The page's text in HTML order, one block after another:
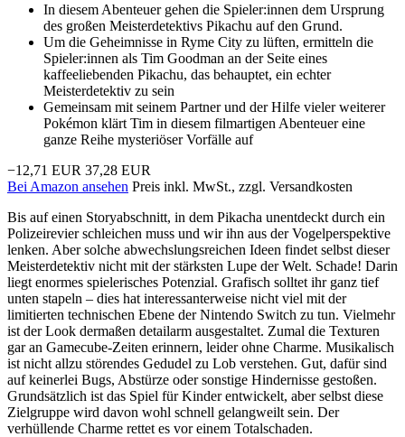
In diesem Abenteuer gehen die Spieler:innen dem Ursprung
des großen Meisterdetektivs Pikachu auf den Grund.
Um die Geheimnisse in Ryme City zu lüften, ermitteln die
Spieler:innen als Tim Goodman an der Seite eines
kaffeeliebenden Pikachu, das behauptet, ein echter
Meisterdetektiv zu sein
Gemeinsam mit seinem Partner und der Hilfe vieler weiterer
Pokémon klärt Tim in diesem filmartigen Abenteuer eine
ganze Reihe mysteriöser Vorfälle auf
−12,71 EUR 37,28 EUR
Bei Amazon ansehen Preis inkl. MwSt., zzgl. Versandkosten
Bis auf einen Storyabschnitt, in dem Pikacha unentdeckt durch ein
Polizeirevier schleichen muss und wir ihn aus der Vogelperspektive
lenken. Aber solche abwechslungsreichen Ideen findet selbst dieser
Meisterdetektiv nicht mit der stärksten Lupe der Welt. Schade! Darin
liegt enormes spielerisches Potenzial. Grafisch solltet ihr ganz tief
unten stapeln – dies hat interessanterweise nicht viel mit der
limitierten technischen Ebene der Nintendo Switch zu tun. Vielmehr
ist der Look dermaßen detailarm ausgestaltet. Zumal die Texturen
gar an Gamecube-Zeiten erinnern, leider ohne Charme. Musikalisch
ist nicht allzu störendes Gedudel zu Lob verstehen. Gut, dafür sind
auf keinerlei Bugs, Abstürze oder sonstige Hindernisse gestoßen.
Grundsätzlich ist das Spiel für Kinder entwickelt, aber selbst diese
Zielgruppe wird davon wohl schnell gelangweilt sein. Der
verhüllende Charme rettet es vor einem Totalschaden.